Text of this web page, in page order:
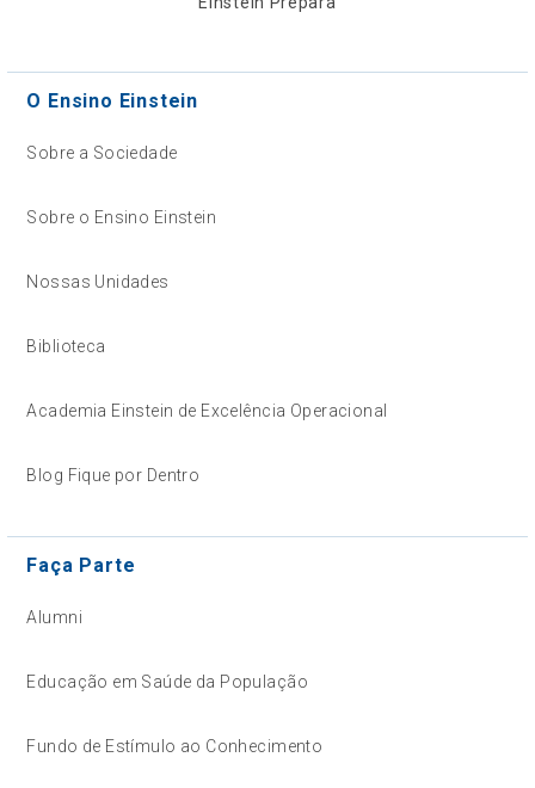
O Ensino Einstein
Sobre a Sociedade
Sobre o Ensino Einstein
Nossas Unidades
Biblioteca
Academia Einstein de Excelência Operacional
Blog Fique por Dentro
Faça Parte
Alumni
Educação em Saúde da População
Fundo de Estímulo ao Conhecimento